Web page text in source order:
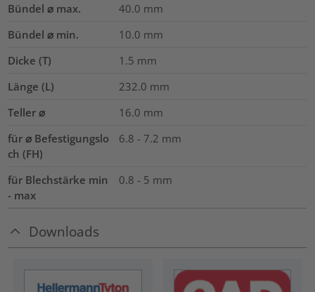
Bündel ⌀ max.
40.0 mm
Bündel ⌀ min.
10.0 mm
Dicke (T)
1.5 mm
Länge (L)
232.0 mm
Teller ⌀
16.0 mm
für ⌀ Befestigungslo
ch (FH)
6.8 - 7.2 mm
für Blechstärke min
- max
0.8 - 5 mm
Downloads